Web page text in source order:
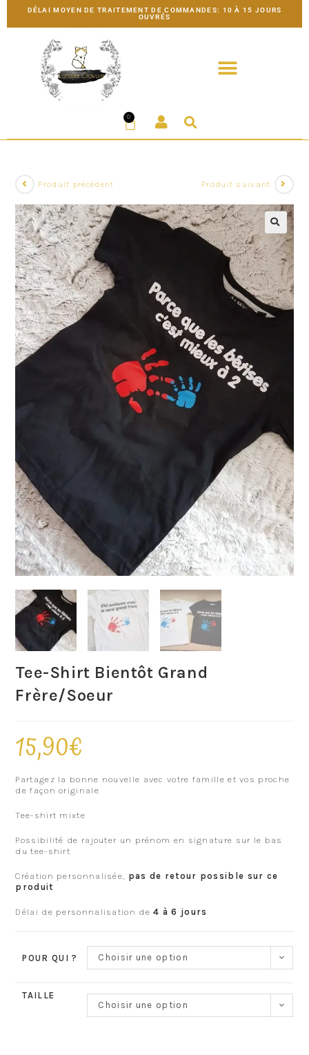
DÉLAI MOYEN DE TRAITEMENT DE COMMANDES: 10 À 15 JOURS
OUVRÉS
0
Produit précédent Produit suivant
Tee-Shirt Bientôt Grand
Frère/Soeur
15,90€
Partagez la bonne nouvelle avec votre famille et vos proche
de façon originale
Tee-shirt mixte
Possibilité de rajouter un prénom en signature sur le bas
du tee-shirt
Création personnalisée, pas de retour possible sur ce
produit
Délai de personnalisation de4 à 6 jours
POUR QUI ? Choisir une option
TAILLE
Choisir une option